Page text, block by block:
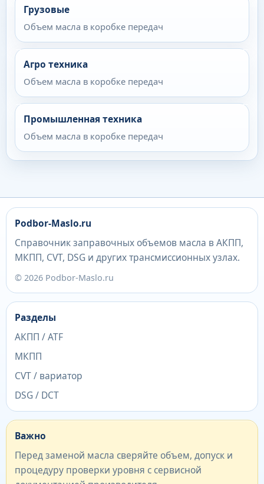
Грузовые
Объем масла в коробке передач
Агро техника
Объем масла в коробке передач
Промышленная техника
Объем масла в коробке передач
Podbor-Maslo.ru
Справочник заправочных объемов масла в АКПП,
МКПП, CVT, DSG и других трансмиссионных узлах.
© 2026 Podbor-Maslo.ru
Разделы
АКПП / ATF
МКПП
CVT / вариатор
DSG / DCT
Важно
Перед заменой масла сверяйте объем, допуск и
процедуру проверки уровня с сервисной